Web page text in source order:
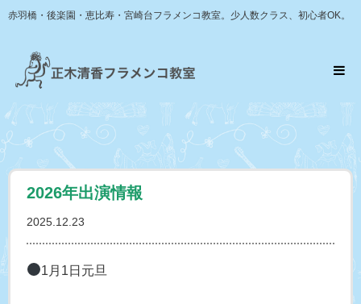
赤羽橋・後楽園・恵比寿・宮崎台フラメンコ教室。少人数クラス、初心者OK。
2026年出演情報
2025.12.23
1月1日元旦